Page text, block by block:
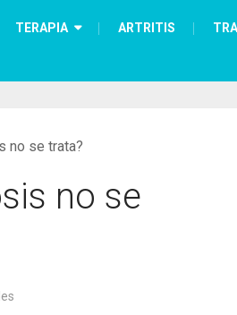
TERAPIA ARTRITIS
no se trata?
no se